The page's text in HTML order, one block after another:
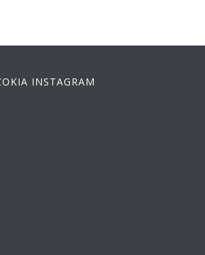
INSTAGRAM